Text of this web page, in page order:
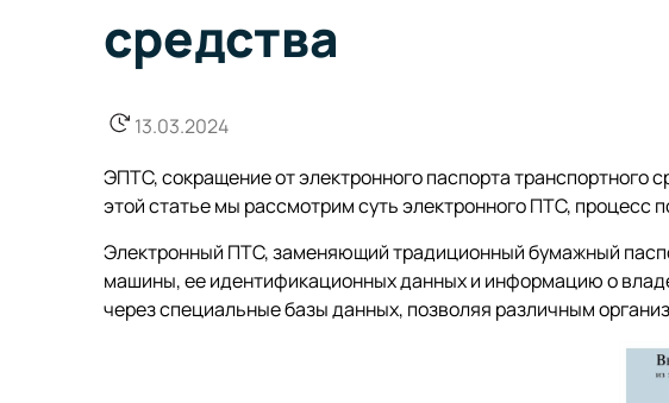
средства
13.03.2024
ЭПТС, сокращение от электронного паспорта
этой статье мы рассмотрим суть электронного ПТС, процесс
Электронный ПТС, заменяющий традиционный бумажный
машины, ее идентификационных данных и информацию о
через специальные базы данных, позволяя различным